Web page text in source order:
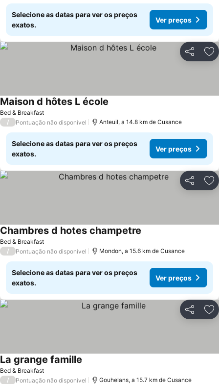
Selecione as datas para ver os preços
exatos.
Ver preços
Partilhar
Bed & Breakfast
Maison d hôtes L école
/ Pontuação não disponível Anteuil, a 14.8 km de Cusance
Selecione as datas para ver os preços
exatos.
Ver preços
Partilhar
Bed & Breakfast
Chambres d hotes champetre
/ Pontuação não disponível Mondon, a 15.6 km de Cusance
Selecione as datas para ver os preços
exatos.
Ver preços
Partilhar
Bed & Breakfast
La grange famille
/ Pontuação não disponível Gouhelans, a 15.7 km de Cusance